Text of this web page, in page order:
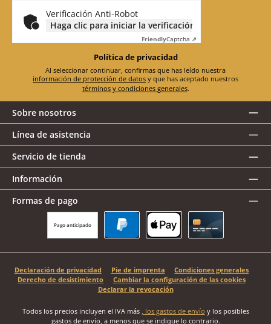
electrónico
Verificación Anti-Robot
Haga clic para iniciar la verificación
FriendlyCaptcha ⇗
Política de privacidad
información de protección de datos
términos y condiciones generales.
Sobre nosotros
Línea de asistencia
Servicio de tienda
Información
Formas de pago
Pago anticipado
Declaración de privacidad Pie de imprenta
Condiciones generales
Derecho de desistimiento
Cambiar la configuración de las cookies
Declarar la revocación
Todos los precios incluyen el IVA más , los gastos de envío y los posibles
gastos de envío, a menos que se indique lo contrario.